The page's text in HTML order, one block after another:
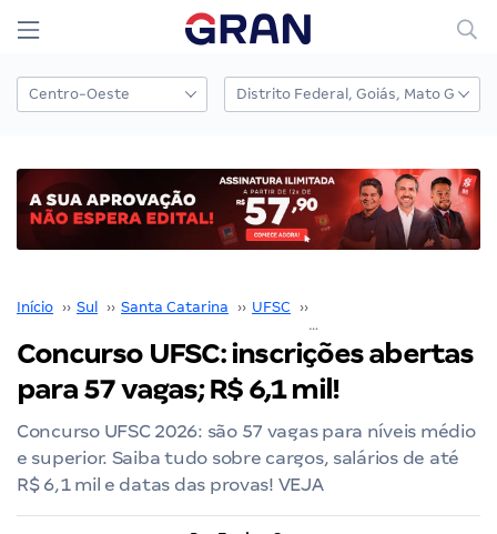
Início ›› Sul ›› Santa Catarina ›› UFSC ››
Concurso UFSC: inscrições abertas
para 57 vagas; R$ 6,1 mil!
Concurso UFSC 2026: são 57 vagas para níveis médio
e superior. Saiba tudo sobre cargos, salários de até
R$ 6,1 mil e datas das provas! VEJA